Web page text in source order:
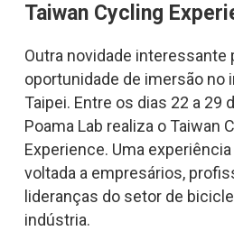
Taiwan Cycling
Outra novidade interessante
oportunidade de imersão no
Taipei. Entre os dias 22 a 29
Poama Lab realiza o Taiwan
Experience. Uma
voltada a empresários,
lideranças do setor de
indústria.